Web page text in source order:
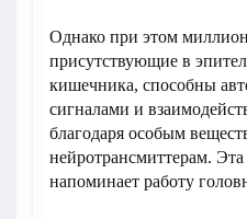
Однако при этом
присутствующие в
кишечника, способны
сигналами и
благодаря особым
нейротрансмиттерам.
напоминает работу